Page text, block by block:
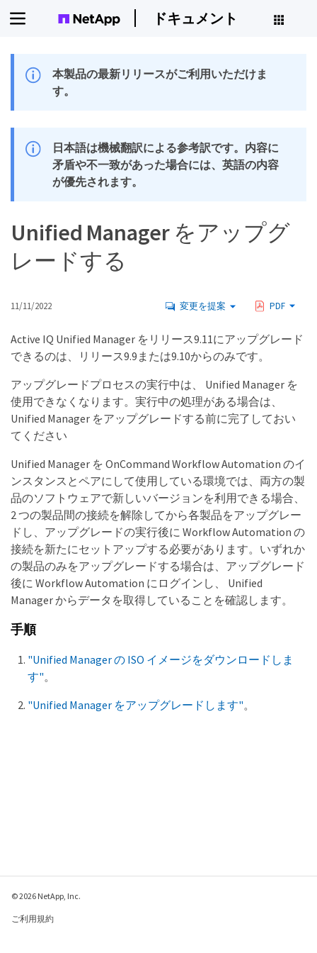
ドキュメント
本製品の最新リリースがご利用いただけま
す。
日本語は機械翻訳による参考訳です。内容に
矛盾や不一致があった場合には、英語の内容
が優先されます。
Unified Manager をアップグ
レードする
11/11/2022 変更を提案 PDF
Active IQ Unified Manager をリリース9.11にアップグレード
できるのは、リリース9.9または9.10からのみです。
アップグレードプロセスの実行中は、 Unified Manager を
使用できなくなります。実行中の処理がある場合は、
Unified Manager をアップグレードする前に完了しておい
てください
Unified Manager を OnCommand Workflow Automation のイ
ンスタンスとペアにして使用している環境では、両方の製
品のソフトウェアで新しいバージョンを利用できる場合、
2 つの製品間の接続を解除してから各製品をアップグレー
ドし、アップグレードの実行後に Workflow Automation の
接続を新たにセットアップする必要があります。いずれか
の製品のみをアップグレードする場合は、アップグレード
後に Workflow Automation にログインし、 Unified
Manager からデータを取得していることを確認します。
手順
"Unified Manager の ISO イメージをダウンロードしま
す"。
"Unified Manager をアップグレードします"。
© 2026 NetApp, Inc.
ご利用規約